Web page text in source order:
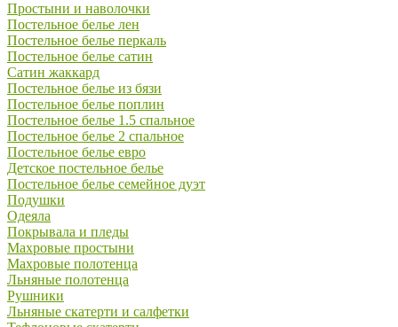
Простыни и наволочки
Постельное белье лен
Постельное белье перкаль
Постельное белье сатин
Сатин жаккард
Постельное белье из бязи
Постельное белье поплин
Постельное белье 1.5 спальное
Постельное белье 2 спальное
Постельное белье евро
Детское постельное белье
Постельное белье семейное дуэт
Подушки
Одеяла
Покрывала и пледы
Махровые простыни
Махровые полотенца
Льняные полотенца
Рушники
Льняные скатерти и салфетки